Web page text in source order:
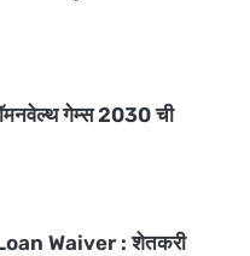
गेम्स 2030 ची
Waiver : शेतकरी